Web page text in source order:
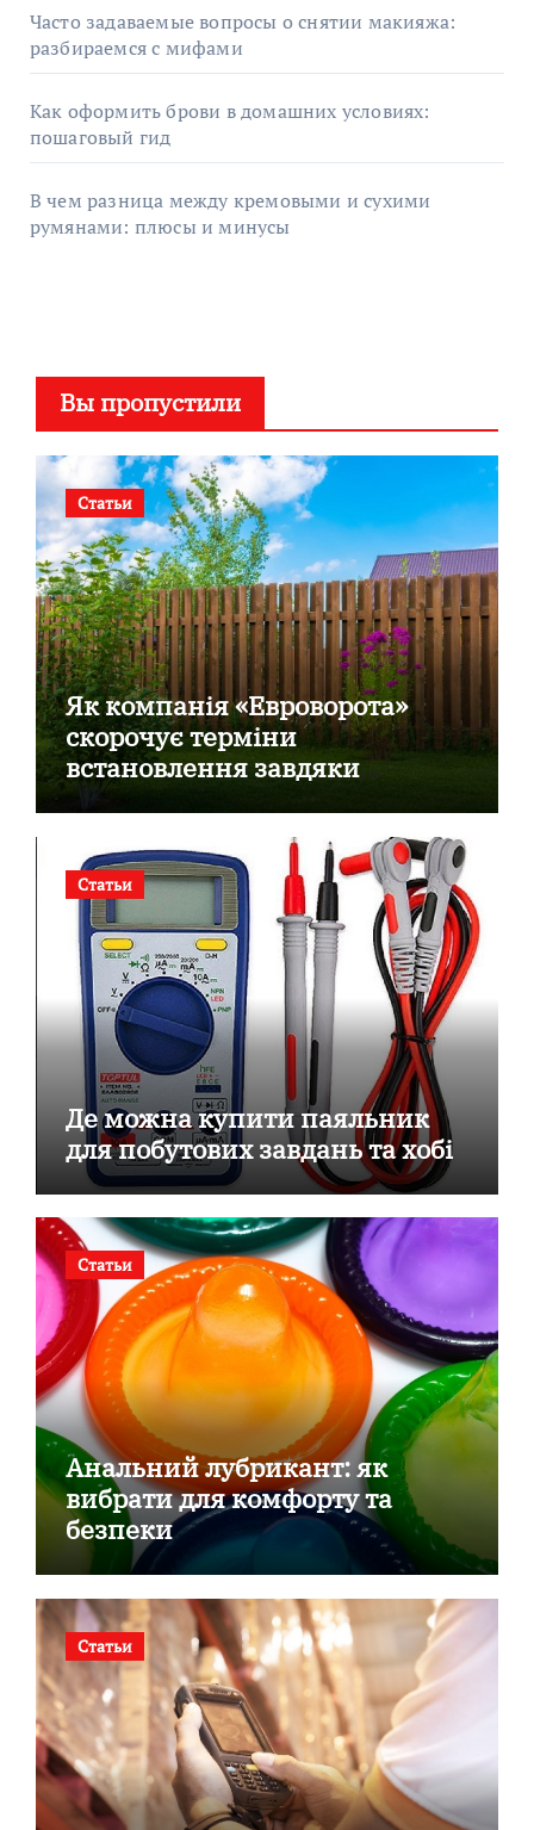
Часто задаваемые вопросы о снятии макияжа:
разбираемся с мифами
Как оформить брови в домашних условиях:
пошаговый гид
В чем разница между кремовыми и сухими
румянами: плюсы и минусы
Вы пропустили
Статьи
Як компанія «Евроворота»
скорочує терміни
встановлення завдяки
готовим секційним воротам
Статьи
Де можна купити паяльник
для побутових завдань та хобі
Статьи
Анальний лубрикант: як
вибрати для комфорту та
безпеки
Статьи